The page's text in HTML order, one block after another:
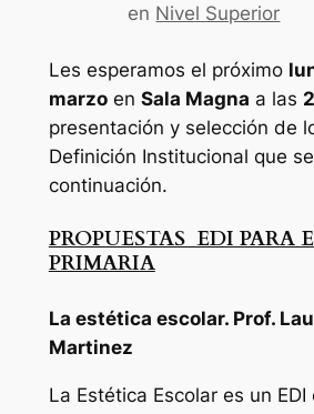
en Nivel Superior
Les esperamos el próximo
marzoen Sala Magna a las
presentación y selección de
Definición Institucional que
continuación.
PROPUESTAS EDI PARA
PRIMARIA
La estética escolar. Prof.
Martinez
La Estética Escolar es un